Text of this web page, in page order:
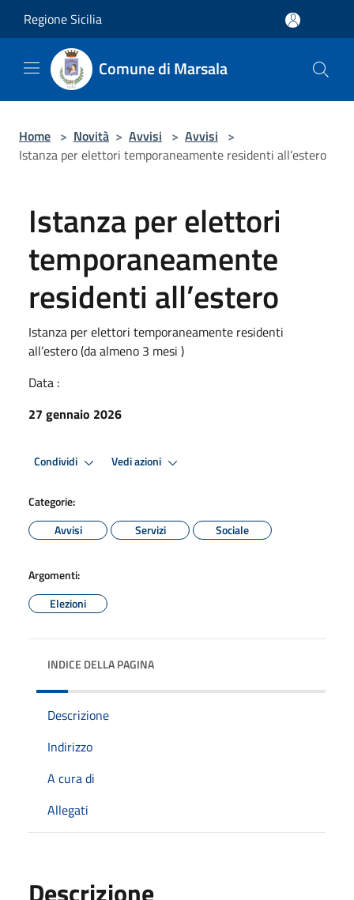
Regione Sicilia
Comune di Marsala
Home > Novità > Avvisi > Avvisi >
Istanza per elettori temporaneamente residenti all’estero
Istanza per elettori
temporaneamente
residenti all’estero
Istanza per elettori temporaneamente residenti
all’estero (da almeno 3 mesi )
Data :
27 gennaio 2026
Condividi Vedi azioni
Categorie:
Avvisi
Servizi Sociale
Argomenti:
Elezioni
INDICE DELLA PAGINA
Descrizione
Indirizzo
A cura di
Allegati